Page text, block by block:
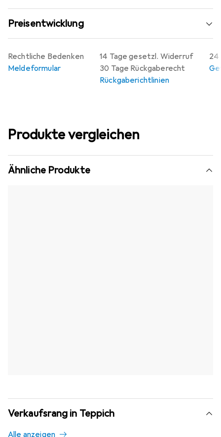
Preisentwicklung
14 Tage gesetzl. Widerruf
30 Tage Rückgaberecht
Rückgaberichtlinien
24
Rechtliche Bedenken
Meldeformular
Produkte vergleichen
Ähnliche Produkte
Verkaufsrang in Teppich
Alle anzeigen